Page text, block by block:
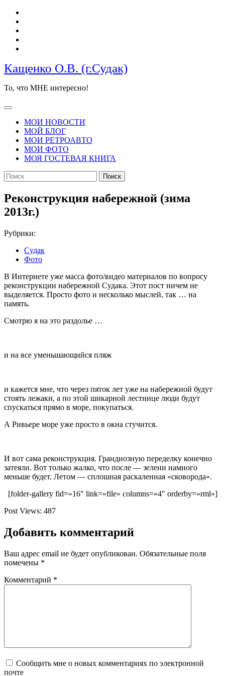
Перейти
содержимому
Кащенко О.В. (г.Судак)
То, что МНЕ интересно!
Кнопка
ОткрытьМОИ НОВОСТИ
МОЙ БЛОГ
МОИ РЕТРОАВТО
МОИ ФОТО
МОЯ ГОСТЕВАЯ КНИГА
КНОПКА
ЗАКРЫТЬ
Найти:
Реконструкция набережной (зима
2013г.)
Рубрики:
Судак
Фото
В Интернете уже масса фото/видео материалов по вопросу
реконструкции набережной Судака. Этот пост ничем не
выделяется. Просто фото и несколько мыслей, так … на
память.
Смотрю я на это раздолье …
и на все уменьшающийся пляж
и кажется мне, что через пяток лет уже на набережной будут
стоять лежаки, а по этой шикарной лестнице люди будут
спускаться прямо в море, покупаться.
А Ривьере море уже просто в окна стучится.
И вот сама реконструкция. Грандиозную переделку конечно
затеяли. Вот только жалко, что после — зелени намного
меньше будет. Летом — сплошная раскаленная «сковорода».
[folder-gallery fid=»16″ link=»file» columns=»4″ orderby=»rml»]
Post Views: 487
Добавить комментарий
Ваш адрес email не будет опубликован. Обязательные поля
помечены *
Комментарий *
Сообщить мне о новых комментариях по электронной
почте